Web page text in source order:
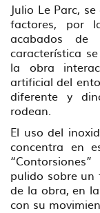
Julio Le Parc,
factores, por
acabados
característica
la obra
artificial del
diferente y
rodean.
El uso del
concentra en
pulido sobre un
de la obra, en
con su